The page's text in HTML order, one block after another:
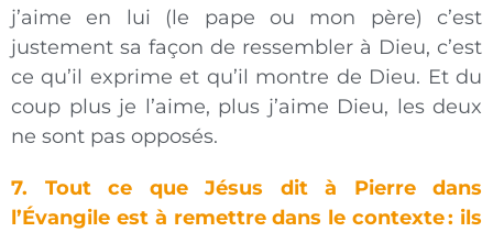
j’aime en lui (le pape ou mon père) c’est
justement sa façon de ressembler à Dieu, c’est
ce qu’il exprime et qu’il montre de Dieu. Et du
coup plus je l’aime, plus j’aime Dieu, les deux
ne sont pas opposés.
7. Tout ce que Jésus dit à Pierre dans
l’Évangile est à remettre dans le contexte : ils